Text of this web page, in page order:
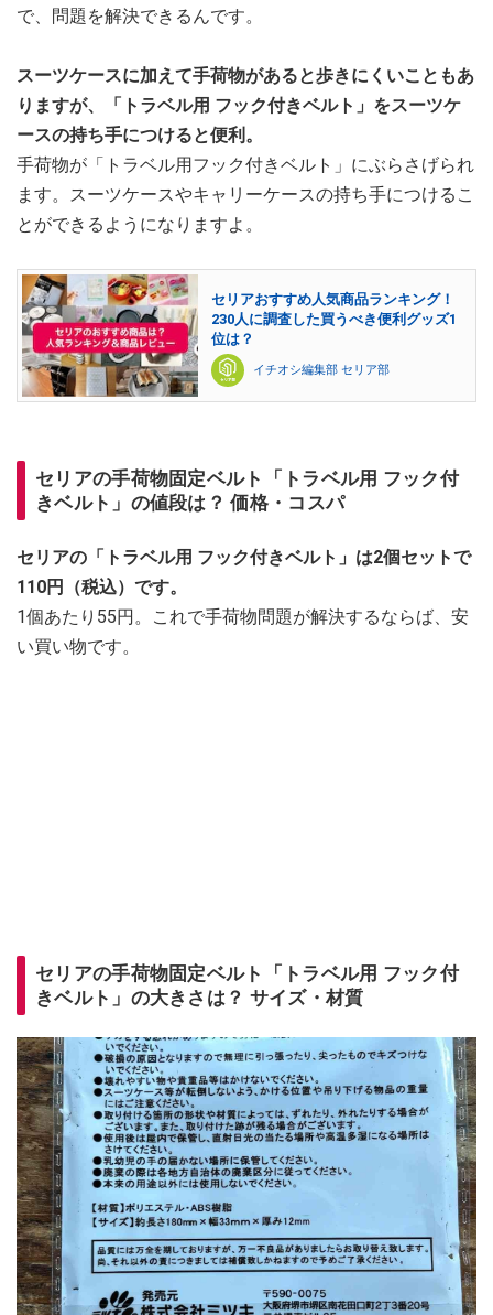
で、問題を解決できるんです。
スーツケースに加えて手荷物があると歩きにくいこともあ
りますが、「トラベル用 フック付きベルト」をスーツケ
ースの持ち手につけると便利。
手荷物が「トラベル用フック付きベルト」にぶらさげられ
ます。スーツケースやキャリーケースの持ち手につけるこ
とができるようになりますよ。
セリアおすすめ人気商品ランキング！
230人に調査した買うべき便利グッズ1
位は？
イチオシ編集部 セリア部
セリアの手荷物固定ベルト「トラベル用 フック付
きベルト」の値段は？ 価格・コスパ
セリアの「トラベル用 フック付きベルト」は2個セットで
110円（税込）です。
1個あたり55円。これで手荷物問題が解決するならば、安
い買い物です。
セリアの手荷物固定ベルト「トラベル用 フック付
きベルト」の大きさは？ サイズ・材質